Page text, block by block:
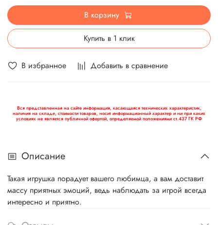
В избранное Добавить в сравнение
В корзину
Купить в 1 клик
Вся представленная на сайте информация, касающаяся технических характеристик,
наличия на складе, стоимости товаров, носит информационный характер и ни при каких
условиях не является публичной офертой, определяемой положениями ст.437 ГК РФ
Описание
Такая игрушка порадует вашего любимца, а вам доставит
массу приятных эмоций, ведь наблюдать за игрой всегда
интересно и приятно.